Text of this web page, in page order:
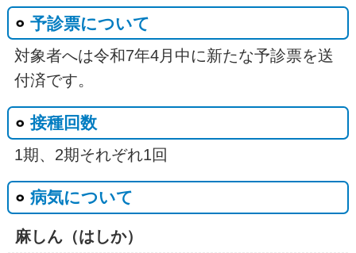
予診票について
対象者へは令和7年4月中に新たな予診票を送
付済です。
接種回数
1期、2期それぞれ1回
病気について
麻しん（はしか）